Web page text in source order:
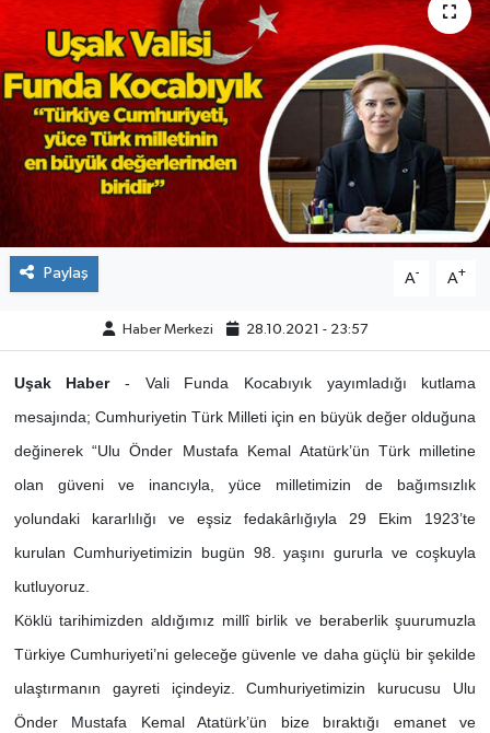
Paylaş A- A+
Haber Merkezi 28.10.2021 - 23:57
Uşak Haber- Vali Funda Kocabıyık yayımladığı kutlama
mesajında; Cumhuriyetin Türk Milleti için en büyük değer olduğuna
değinerek “Ulu Önder Mustafa Kemal Atatürk’ün Türk milletine
olan güveni ve inancıyla, yüce milletimizin de bağımsızlık
yolundaki kararlılığı ve eşsiz fedakârlığıyla 29 Ekim 1923’te
kurulan Cumhuriyetimizin bugün 98. yaşını gururla ve coşkuyla
kutluyoruz.
Köklü tarihimizden aldığımız millî birlik ve beraberlik şuurumuzla
Türkiye Cumhuriyeti’ni geleceğe güvenle ve daha güçlü bir şekilde
ulaştırmanın gayreti içindeyiz. Cumhuriyetimizin kurucusu Ulu
Önder Mustafa Kemal Atatürk’ün bize bıraktığı emanet ve
EĞİTİM
ÇEVRE
DÜNYA
HABERDE İNSAN
BİLİM VE TEKNOLOJİ
Magazin
POLİTİKA
SİYASET
TEKNOLOJİ
Haber Arşivi